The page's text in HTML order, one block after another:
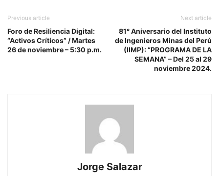
Previous article
Foro de Resiliencia Digital:
“Activos Críticos” / Martes
26 de noviembre – 5:30 p.m.
Next article
81° Aniversario del Instituto
de Ingenieros Minas del Perú
(IIMP): “PROGRAMA DE LA
SEMANA” – Del 25 al 29
noviembre 2024.
Jorge Salazar